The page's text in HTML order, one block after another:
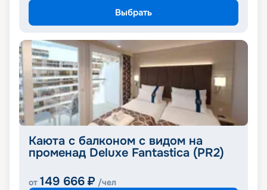
Выбрать
Каюта с балконом с видом на
променад Deluxe Fantastica (PR2)
от 149 666 ₽ /чел